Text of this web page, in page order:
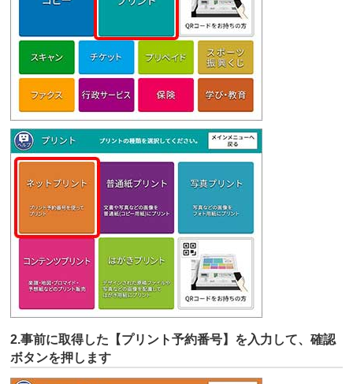
2.事前に取得した【プリント予約番号】を入力して、確認
ボタンを押します